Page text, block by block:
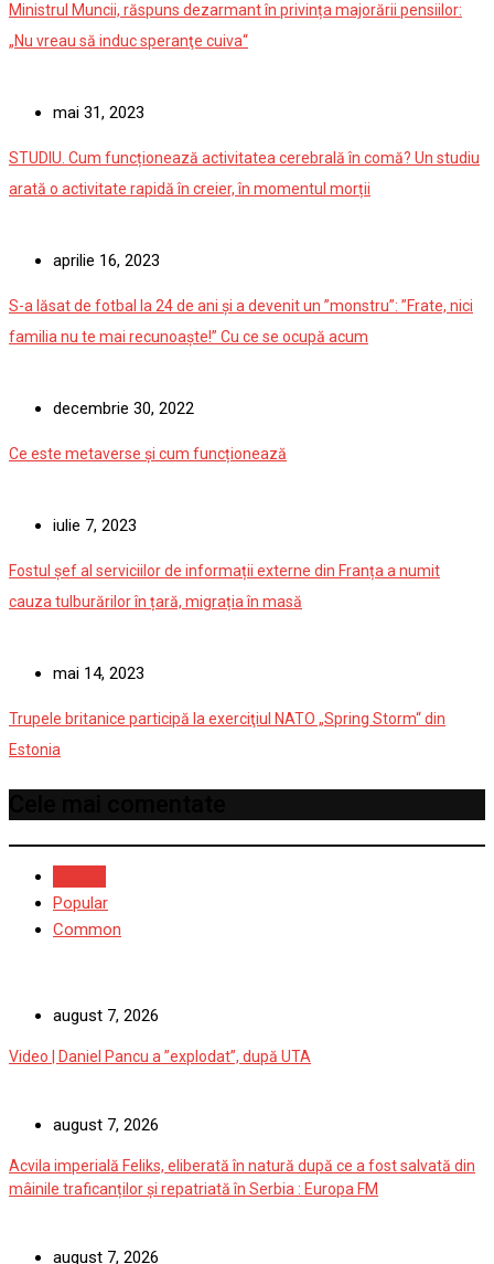
Ministrul Muncii, răspuns dezarmant în privința majorării pensiilor:
„Nu vreau să induc speranţe cuiva“
mai 31, 2023
STUDIU. Cum funcționează activitatea cerebrală în comă? Un studiu
arată o activitate rapidă în creier, în momentul morții
aprilie 16, 2023
S-a lăsat de fotbal la 24 de ani și a devenit un ”monstru”: ”Frate, nici
familia nu te mai recunoaște!” Cu ce se ocupă acum
decembrie 30, 2022
Ce este metaverse și cum funcționează
iulie 7, 2023
Fostul șef al serviciilor de informații externe din Franța a numit
cauza tulburărilor în țară, migrația în masă
mai 14, 2023
Trupele britanice participă la exerciţiul NATO „Spring Storm“ din
Estonia
Popular
Common
august 7, 2026
Video | Daniel Pancu a ”explodat”, după UTA
august 7, 2026
Acvila imperială Feliks, eliberată în natură după ce a fost salvată din
mâinile traficanților și repatriată în Serbia : Europa FM
august 7, 2026